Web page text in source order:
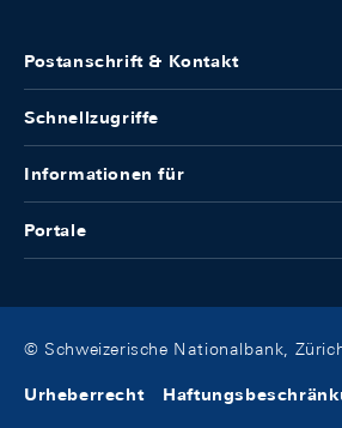
Postanschrift & Kontakt
Schnellzugriffe
Informationen für
Portale
© Schweizerische Nationalbank,
Urheberrecht